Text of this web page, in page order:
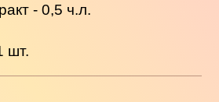
- 0,5 ч.л.
шт.